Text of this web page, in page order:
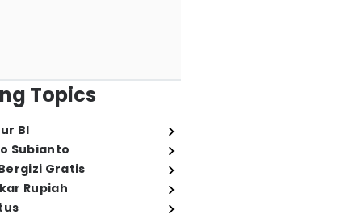
Topics
BI
Subianto
Gratis
Rupiah